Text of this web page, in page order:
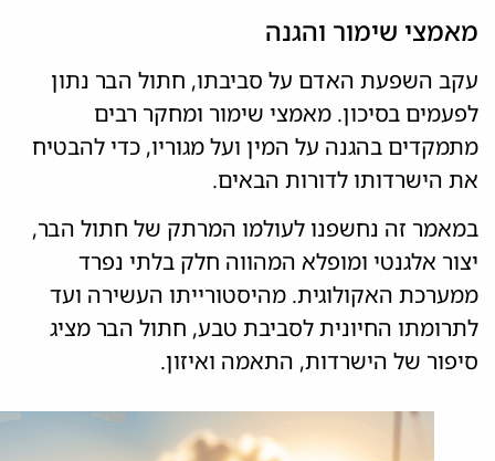
מאמצי שימור והגנה
עקב השפעת האדם על סביבתו, חתול הבר נתון
לפעמים בסיכון. מאמצי שימור ומחקר רבים
מתמקדים בהגנה על המין ועל מגוריו, כדי להבטיח
את הישרדותו לדורות הבאים.
במאמר זה נחשפנו לעולמו המרתק של חתול הבר,
יצור אלגנטי ומופלא המהווה חלק בלתי נפרד
ממערכת האקולוגית. מהיסטורייתו העשירה ועד
לתרומתו החיונית לסביבת טבע, חתול הבר מציג
סיפור של הישרדות, התאמה ואיזון.